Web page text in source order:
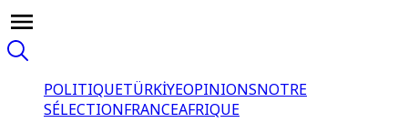
POLITIQUETÜRKİYEOPINIONSNOTRE
SÉLECTIONFRANCEAFRIQUE